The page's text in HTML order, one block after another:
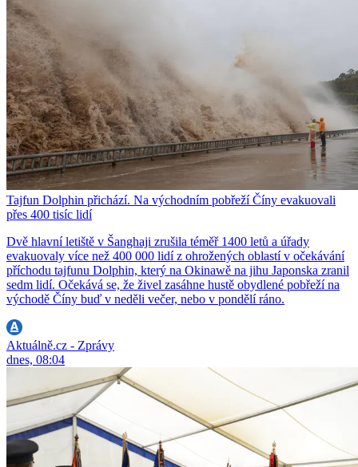
Tajfun Dolphin přichází. Na východním pobřeží Číny evakuovali
přes 400 tisíc lidí
Dvě hlavní letiště v Šanghaji zrušila téměř 1400 letů a úřady
evakuovaly více než 400 000 lidí z ohrožených oblastí v očekávání
příchodu tajfunu Dolphin, který na Okinawě na jihu Japonska zranil
sedm lidí. Očekává se, že živel zasáhne hustě obydlené pobřeží na
východě Číny buď v neděli večer, nebo v pondělí ráno.
Aktuálně.cz - Zprávy
dnes, 08:04